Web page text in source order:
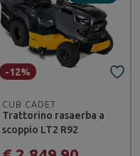
CUB CADET
Trattorino rasaerba a
scoppio LT2 R92
-12%